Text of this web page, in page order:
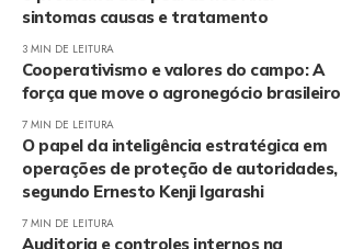
sintomas causas e tratamento
3 MIN DE LEITURA
Cooperativismo e valores do campo: A
força que move o agronegócio brasileiro
7 MIN DE LEITURA
O papel da inteligência estratégica em
operações de proteção de autoridades,
segundo Ernesto Kenji Igarashi
7 MIN DE LEITURA
Auditoria e controles internos na